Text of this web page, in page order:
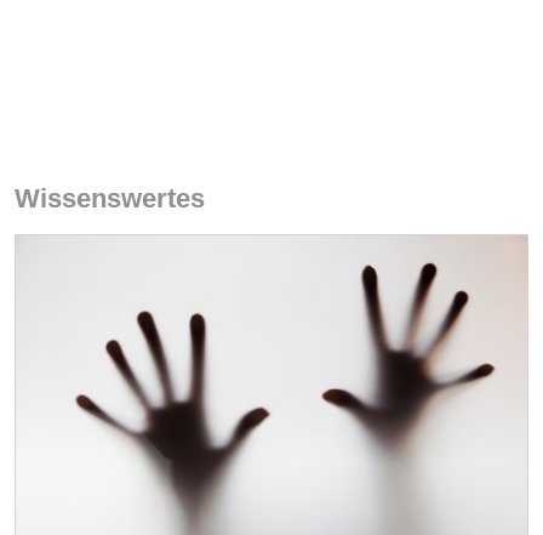
Wissenswertes